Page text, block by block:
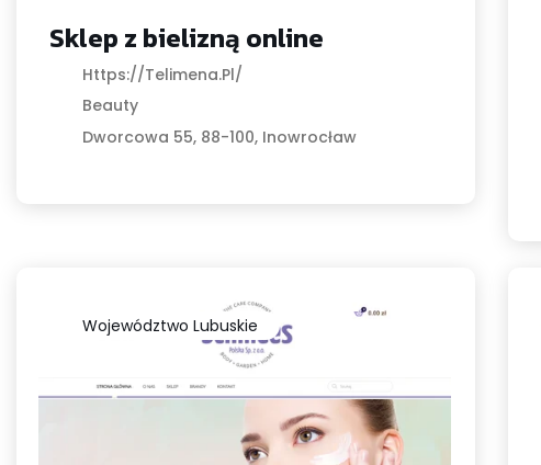
Sklep z bielizną online
Https://telimena.pl/
Beauty
Dworcowa 55, 88-100, Inowrocław
Województwo Lubuskie